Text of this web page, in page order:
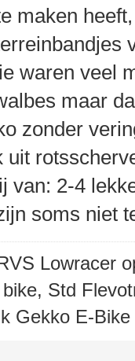
maken
waren veel
maar
zonder
uit
van: 2-4
soms niet
Lowracer
Std
Gekko E-Bike